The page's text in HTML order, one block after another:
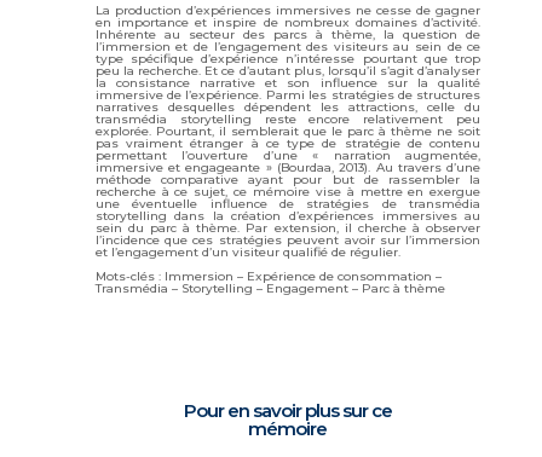
La production d’expériences immersives ne cesse de gagner
en importance et inspire de nombreux domaines d’activité.
Inhérente au secteur des parcs à thème, la question de
l’immersion et de l’engagement des visiteurs au sein de ce
type spécifique d’expérience n’intéresse pourtant que trop
peu la recherche. Et ce d’autant plus, lorsqu’il s’agit d’analyser
la consistance narrative et son influence sur la qualité
immersive de l’expérience. Parmi les stratégies de structures
narratives desquelles dépendent les attractions, celle du
transmédia storytelling reste encore relativement peu
explorée. Pourtant, il semblerait que le parc à thème ne soit
pas vraiment étranger à ce type de stratégie de contenu
permettant l’ouverture d’une « narration augmentée,
immersive et engageante » (Bourdaa, 2013). Au travers d’une
méthode comparative ayant pour but de rassembler la
recherche à ce sujet, ce mémoire vise à mettre en exergue
une éventuelle influence de stratégies de transmédia
storytelling dans la création d’expériences immersives au
sein du parc à thème. Par extension, il cherche à observer
l’incidence que ces stratégies peuvent avoir sur l’immersion
et l’engagement d’un visiteur qualifié de régulier.
Mots-clés : Immersion – Expérience de consommation –
Transmédia – Storytelling – Engagement – Parc à thème
Pour en savoir plus sur ce
mémoire